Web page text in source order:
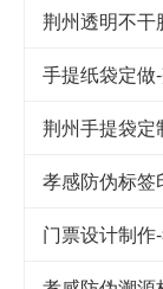
荆州透明不干
手提纸袋定做
孝感防伪标签
门票设计制